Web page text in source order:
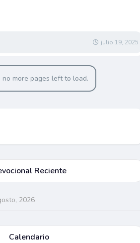
julio 19, 2025
no more pages left to load.
Reciente
2026
Calendario